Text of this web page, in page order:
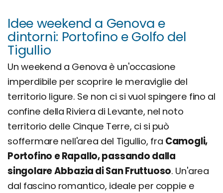
Idee weekend a Genova e
dintorni: Portofino e Golfo del
Tigullio
Un weekend a Genova è un'occasione
imperdibile per scoprire le meraviglie del
territorio ligure. Se non ci si vuol spingere fino al
confine della Riviera di Levante, nel noto
territorio delle Cinque Terre, ci si può
soffermare nell'area del Tigullio, fra Camogli,
Portofino e Rapallo, passando dalla
singolare Abbazia di San Fruttuoso. Un'area
dal fascino romantico, ideale per coppie e